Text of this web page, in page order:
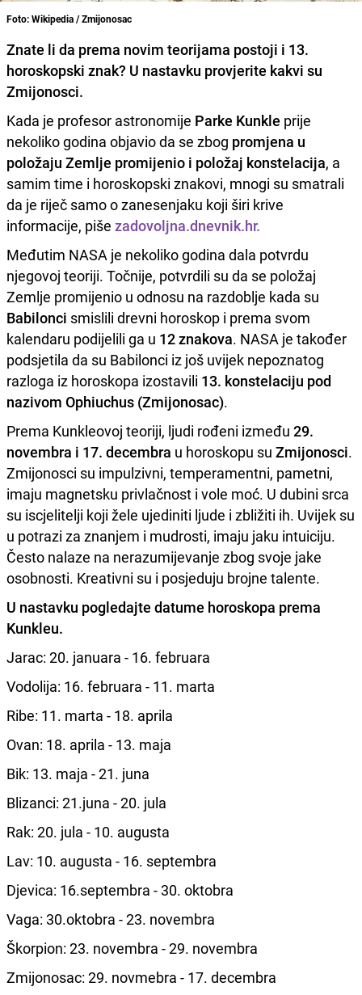
Foto: Wikipedia / Zmijonosac
Znate li da prema novim teorijama postoji i 13.
horoskopski znak? U nastavku provjerite kakvi su
Zmijonosci.
Kada je profesor astronomije Parke Kunkle prije
nekoliko godina objavio da se zbog promjena u
položaju Zemlje promijenio i položaj konstelacija, a
samim time i horoskopski znakovi, mnogi su smatrali
da je riječ samo o zanesenjaku koji širi krive
informacije, piše zadovoljna.dnevnik.hr.
Međutim NASA je nekoliko godina dala potvrdu
njegovoj teoriji. Točnije, potvrdili su da se položaj
Zemlje promijenio u odnosu na razdoblje kada su
Babilonci smislili drevni horoskop i prema svom
kalendaru podijelili ga u 12 znakova. NASA je također
podsjetila da su Babilonci iz još uvijek nepoznatog
razloga iz horoskopa izostavili 13. konstelaciju pod
nazivom Ophiuchus (Zmijonosac).
Prema Kunkleovoj teoriji, ljudi rođeni između 29.
novembra i 17. decembra u horoskopu su Zmijonosci.
Zmijonosci su impulzivni, temperamentni, pametni,
imaju magnetsku privlačnost i vole moć. U dubini srca
su iscjelitelji koji žele ujediniti ljude i zbližiti ih. Uvijek su
u potrazi za znanjem i mudrosti, imaju jaku intuiciju.
Često nalaze na nerazumijevanje zbog svoje jake
osobnosti. Kreativni su i posjeduju brojne talente.
U nastavku pogledajte datume horoskopa prema
Kunkleu.
Jarac: 20. januara - 16. februara
Vodolija: 16. februara - 11. marta
Ribe: 11. marta - 18. aprila
Ovan: 18. aprila - 13. maja
Bik: 13. maja - 21. juna
Blizanci: 21.juna - 20. jula
Rak: 20. jula - 10. augusta
Lav: 10. augusta - 16. septembra
Djevica: 16.septembra - 30. oktobra
Vaga: 30.oktobra - 23. novembra
Škorpion: 23. novembra - 29. novembra
Zmijonosac: 29. novmebra - 17. decembra